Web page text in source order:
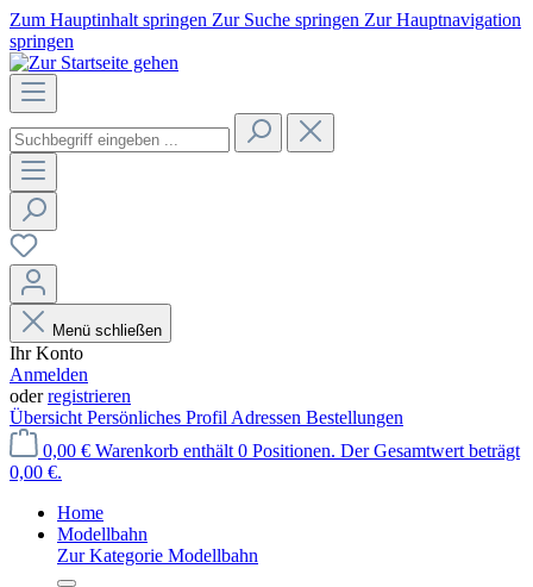
Zum Hauptinhalt springen Zur Suche springen Zur Hauptnavigation
springen
Menü schließen
Ihr Konto
Anmelden
oderregistrieren
Übersicht Persönliches Profil Adressen Bestellungen
0,00 € Warenkorb enthält 0 Positionen. Der Gesamtwert beträgt
0,00 €.
Home
Modellbahn
Zur Kategorie Modellbahn